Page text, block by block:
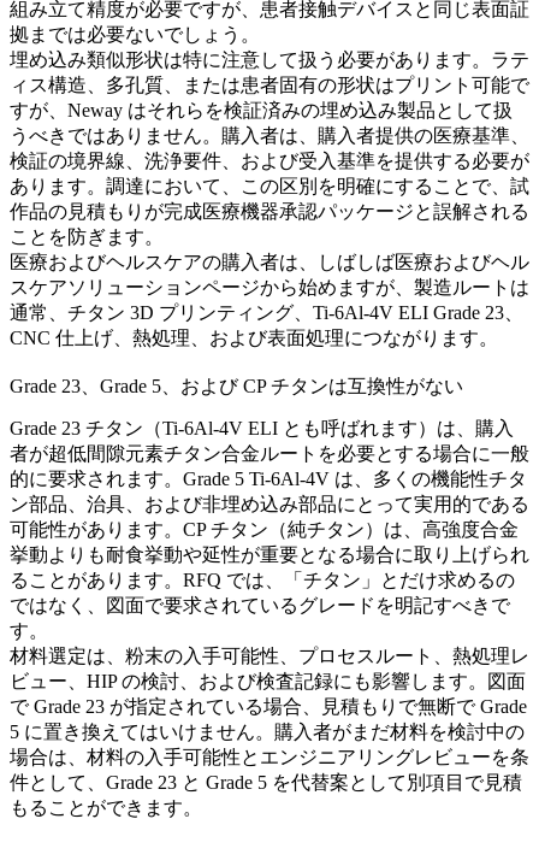
組み立て精度が必要ですが、患者接触デバイスと同じ表面証
拠までは必要ないでしょう。
埋め込み類似形状は特に注意して扱う必要があります。ラテ
ィス構造、多孔質、または患者固有の形状はプリント可能で
すが、Neway はそれらを検証済みの埋め込み製品として扱
うべきではありません。購入者は、購入者提供の医療基準、
検証の境界線、洗浄要件、および受入基準を提供する必要が
あります。調達において、この区別を明確にすることで、試
作品の見積もりが完成医療機器承認パッケージと誤解される
ことを防ぎます。
医療およびヘルスケアの購入者は、しばしば医療およびヘル
スケアソリューションページから始めますが、製造ルートは
通常、 チタン 3D プリンティング Ti-6Al-4V ELI Grade 23
CNC 仕上げ、熱処理、および表面処理につながります。
Grade 23、Grade 5、および CP チタンは互換性がない
Grade 23 チタン（Ti-6Al-4V ELI とも呼ばれます）は、購入
者が超低間隙元素チタン合金ルートを必要とする場合に一般
的に要求されます。Grade 5 Ti-6Al-4V は、多くの機能性チタ
ン部品、治具、および非埋め込み部品にとって実用的である
可能性があります。CP チタン（純チタン）は、高強度合金
挙動よりも耐食挙動や延性が重要となる場合に取り上げられ
ることがあります。RFQ では、「チタン」とだけ求めるの
ではなく、図面で要求されているグレードを明記すべきで
す。
材料選定は、粉末の入手可能性、プロセスルート、熱処理レ
ビュー、HIP の検討、および検査記録にも影響します。図面
で Grade 23 が指定されている場合、見積もりで無断で Grade
5 に置き換えてはいけません。購入者がまだ材料を検討中の
場合は、材料の入手可能性とエンジニアリングレビューを条
件として、Grade 23 と Grade 5 を代替案として別項目で見積
もることができます。